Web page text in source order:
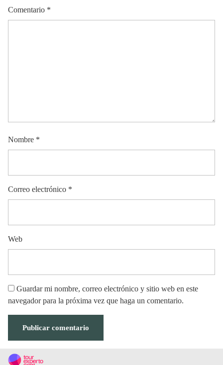
Comentario *
Nombre *
Correo electrónico *
Web
Guardar mi nombre, correo electrónico y sitio web en este
navegador para la próxima vez que haga un comentario.